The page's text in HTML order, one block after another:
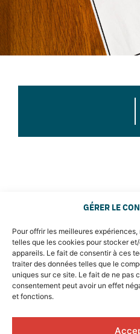
GÉRER LE
Pour offrir les meilleures
telles que les cookies pour stocker
appareils. Le fait de consentir à ces
traiter des données telles que le
uniques sur ce site. Le fait de ne pas
consentement peut avoir un effet
et fonctions.